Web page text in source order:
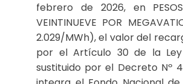
febrero de 2026, en
VEINTINUEVE POR
2.029/MWh), el valor del
por el Artículo 30 de la Ley
sustituido por el Decreto Nº